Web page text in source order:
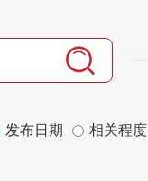
发布日期 相关程度